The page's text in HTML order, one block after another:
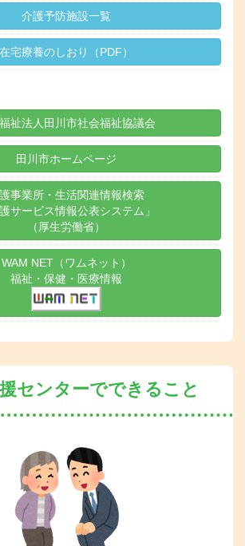
介護予防施設一覧
在宅療養のしおり（PDF）
祉法人田川市社会福祉協議会
田川市ホームページ
事業所・生活関連情報検索
護サービス情報公表システム」
（厚生労働省）
WAM NET（ワムネット）
福祉・保健・医療情報
センターでできること